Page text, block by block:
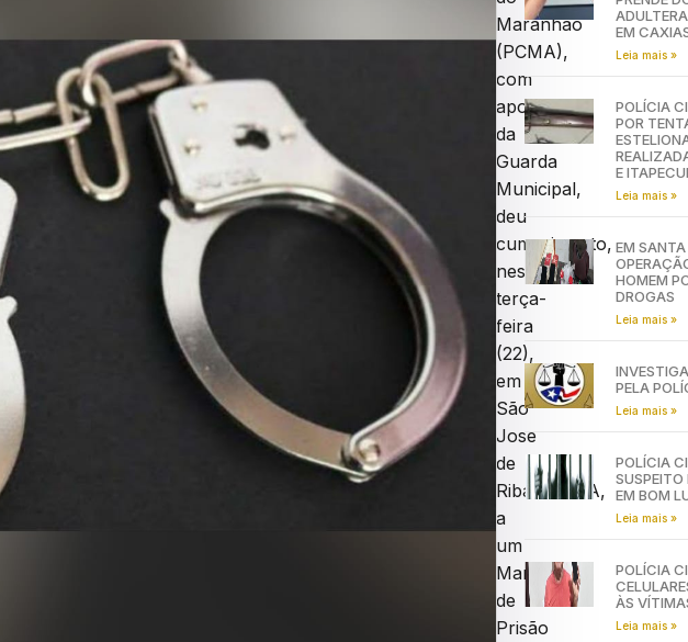
Maranhão
(PCMA),
com
apoio
da
Guarda
Municipal,
deu
cumprimento,
nesta
terça-
feira
(22),
em
São
Jose
de
Ribamar/MA,
a
um
Mandado
de
Prisão
EM
Leia mais »
POLÍCIA
POR
E
Leia mais »
EM
HOMEM
DROGAS
Leia mais »
PELA
Leia mais »
POLÍCIA
SUSPEITO
EM BOM
Leia mais »
POLÍCIA
ÀS
Leia mais »